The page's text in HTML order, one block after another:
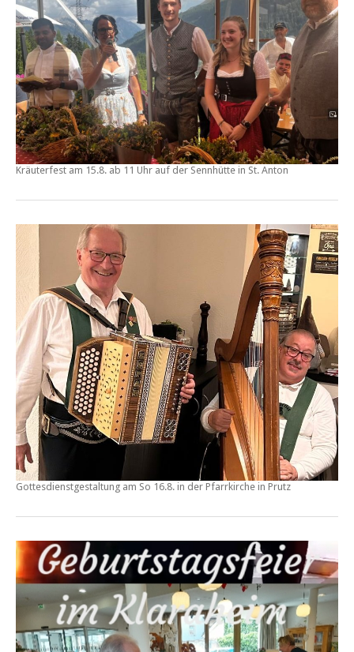
Kräuterfest am 15.8. ab 11 Uhr auf der Sennhütte in St. Anton
Gottesdienstgestaltung am So 16.8. in der Pfarrkirche in Prutz